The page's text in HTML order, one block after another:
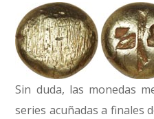
Sin duda, las monedas
series acuñadas a finales